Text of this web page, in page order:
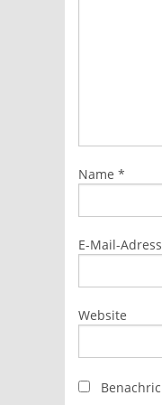
Name *
E-Mail-
Website